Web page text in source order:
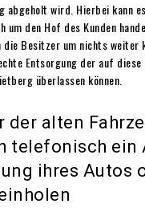
abgeholt wird. Hierbei kann
um den Hof des Kunden
Besitzer um nichts weiter
Entsorgung der auf
überlassen können.
der alten
telefonisch ein
ihres Autos